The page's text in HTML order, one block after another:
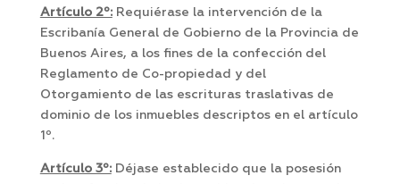
Artículo 2º:Requiérase la intervención de la
Escribanía General de Gobierno de la Provincia de
Buenos Aires, a los fines de la confección del
Reglamento de Co-propiedad y del
Otorgamiento de las escrituras traslativas de
dominio de los inmuebles descriptos en el artículo
1º.
Artículo 3º:Déjase establecido que la posesión